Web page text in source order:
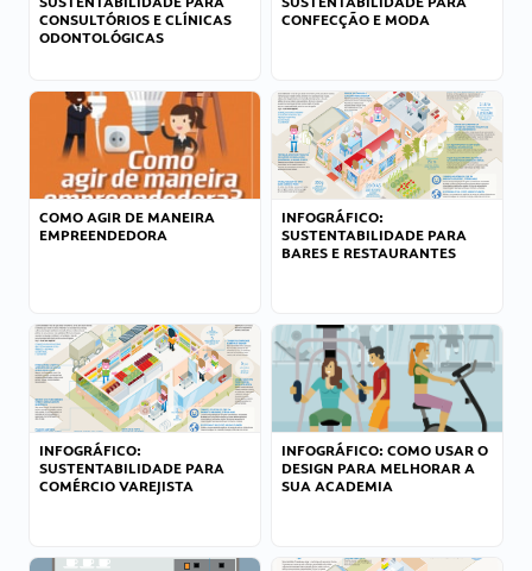
CONSULTÓRIOS E CLÍNICAS
ODONTOLÓGICAS
CONFECÇÃO E MODA
COMO AGIR DE MANEIRA
EMPREENDEDORA
INFOGRÁFICO:
SUSTENTABILIDADE PARA
BARES E RESTAURANTES
INFOGRÁFICO:
SUSTENTABILIDADE PARA
COMÉRCIO VAREJISTA
INFOGRÁFICO: COMO USAR O
DESIGN PARA MELHORAR A
SUA ACADEMIA